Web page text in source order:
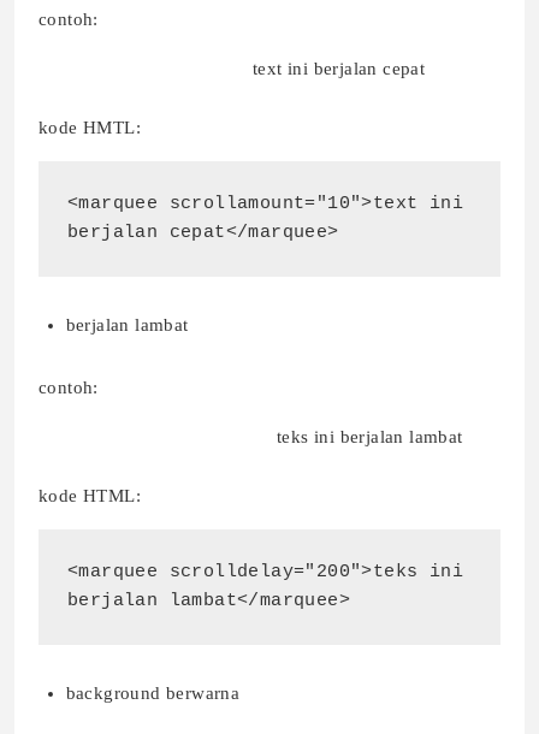
contoh:
text ini berjalan cepat
kode HMTL:
<marquee scrollamount="10">text ini
berjalan cepat</marquee>
berjalan lambat
contoh:
teks ini berjalan lambat
kode HTML:
<marquee scrolldelay="200">teks ini
berjalan lambat</marquee>
background berwarna